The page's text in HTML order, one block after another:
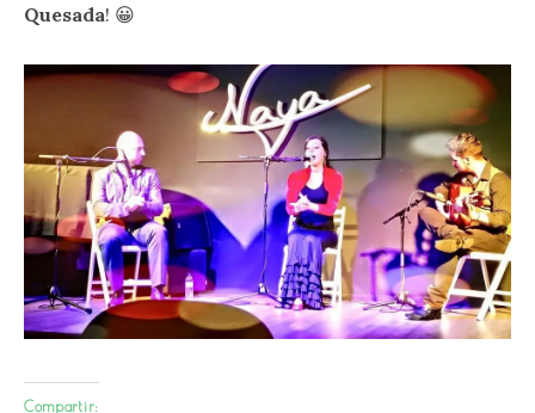
Quesada! 😀
Compartir: